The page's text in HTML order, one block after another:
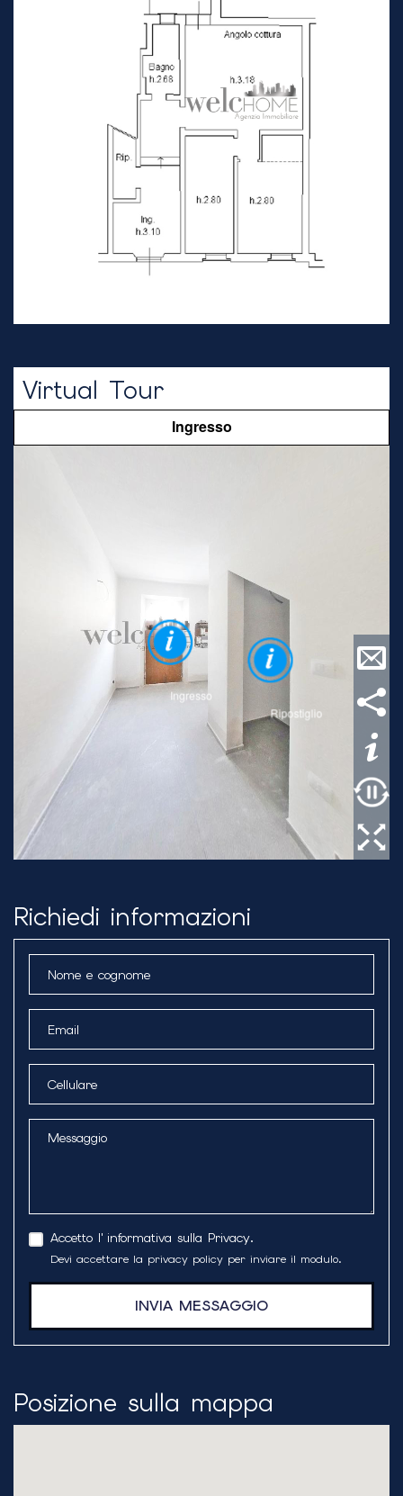
Virtual Tour
Richiedi informazioni
Accetto l' informativa sulla Privacy.
Devi accettare la privacy policy per inviare il modulo.
INVIA MESSAGGIO
Posizione sulla mappa